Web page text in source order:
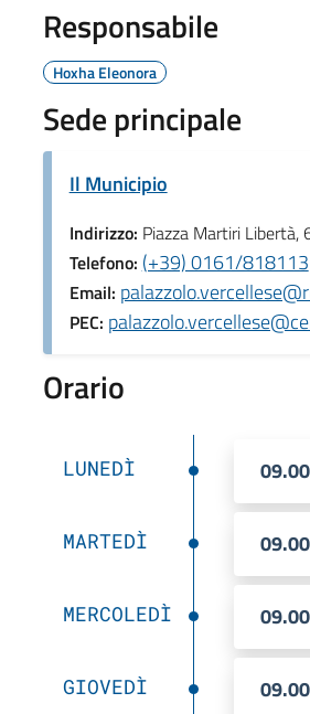
Responsabile
Hoxha Eleonora
Sede principale
Il Municipio
Indirizzo: Piazza Martiri Libertà,
Telefono: (+39) 0161/818113
Email:
PEC:
Orario
LUNEDÌ
MARTEDÌ
MERCOLEDÌ
GIOVEDÌ